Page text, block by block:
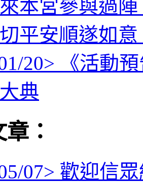
本宮參與過
平安順遂如
20> 《活動
典
：
07> 歡迎信